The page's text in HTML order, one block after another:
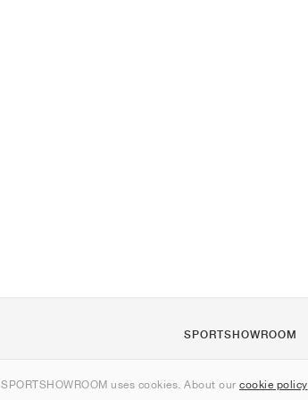
SPORTSHOWROOM uses cookies. About our cookie policy
SPORTSHOWROOM
Kontakt